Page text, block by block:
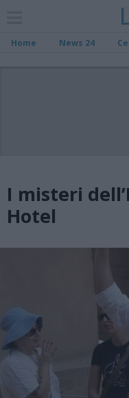
Home News 24
I misteri
Hotel